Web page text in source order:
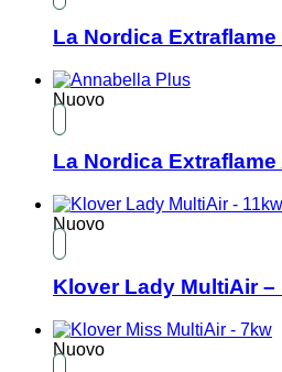
La Nordica Extraflame
Nuovo
La Nordica
Nuovo
Klover Lady MultiAir –
Nuovo